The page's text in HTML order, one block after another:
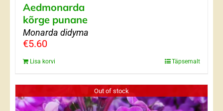
Aedmonarda
kõrge punane
Monarda didyma
€5.60
Lisa korvi Täpsemalt
Out of stock